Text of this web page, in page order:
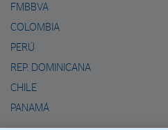
FMBBVA
COLOMBIA
PERÚ
REP. DOMINICANA
CHILE
PANAMÁ